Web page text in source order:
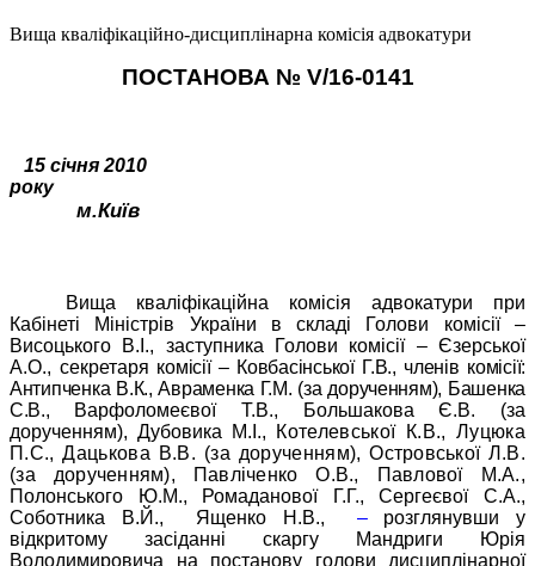
Вища кваліфікаційно-дисциплінарна комісія адвокатури
ПОСТАНОВА № V/16-0141
15 січня 2010
року
м.Київ
Вища кваліфікаційна комісія адвокатури при
Кабінеті Міністрів України в складі Голови комісії –
Висоцького В.І., заступника Голови комісії – Єзерської
А.О., секретаря комісії – Ковбасінської Г.В., членів комісії:
Антипченка В.К., Авраменка Г.М. (за дорученням), Башенка
С.В., Варфоломеєвої Т.В., Большакова Є.В. (за
дорученням), Дубовика М.І., Котелевської К.В., Луцюка
П.С., Дацькова В.В. (за дорученням),Островської Л.В.
(за дорученням), Павліченко О.В., Павлової М.А.,
Полонського Ю.М., Ромаданової Г.Г., Сергеєвої С.А.,
Соботника В.Й.,
Ященко Н.В., – розглянувши у
відкритому засіданні скаргу Мандриги Юрія
Володимировича на постанову голови дисциплінарної